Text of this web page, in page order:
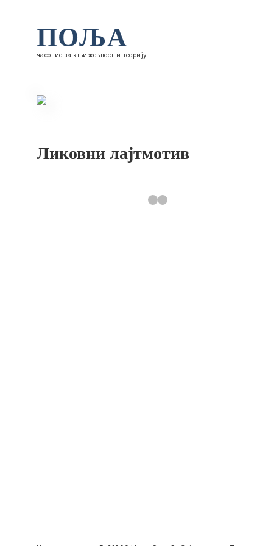
ПОЉА
часопис за књижевност и теорију
Ликовни лајтмотив